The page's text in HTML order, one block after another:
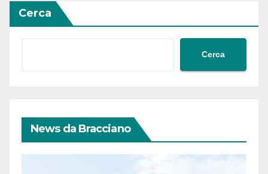
Cerca
Cerca
News da Bracciano